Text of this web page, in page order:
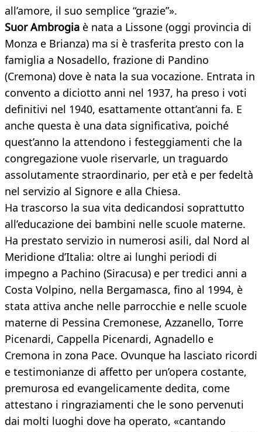
all’amore, il suo semplice “grazie”».
Suor Ambrogia è nata a Lissone (oggi provincia di
Monza e Brianza) ma si è trasferita presto con la
famiglia a Nosadello, frazione di Pandino
(Cremona) dove è nata la sua vocazione. Entrata in
convento a diciotto anni nel 1937, ha preso i voti
definitivi nel 1940, esattamente ottant’anni fa. E
anche questa è una data significativa, poiché
quest’anno la attendono i festeggiamenti che la
congregazione vuole riservarle, un traguardo
assolutamente straordinario, per età e per fedeltà
nel servizio al Signore e alla Chiesa.
Ha trascorso la sua vita dedicandosi soprattutto
all’educazione dei bambini nelle scuole materne.
Ha prestato servizio in numerosi asili, dal Nord al
Meridione d’Italia: oltre ai lunghi periodi di
impegno a Pachino (Siracusa) e per tredici anni a
Costa Volpino, nella Bergamasca, fino al 1994, è
stata attiva anche nelle parrocchie e nelle scuole
materne di Pessina Cremonese, Azzanello, Torre
Picenardi, Cappella Picenardi, Agnadello e
Cremona in zona Pace. Ovunque ha lasciato ricordi
e testimonianze di affetto per un’opera costante,
premurosa ed evangelicamente dedita, come
attestano i ringraziamenti che le sono pervenuti
dai molti luoghi dove ha operato, «cantando